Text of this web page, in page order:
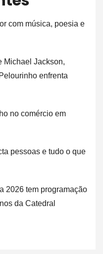
com música, poesia e
Michael Jackson,
enfrenta
no comércio em
pessoas e tudo o que
2026 tem programação
da Catedral